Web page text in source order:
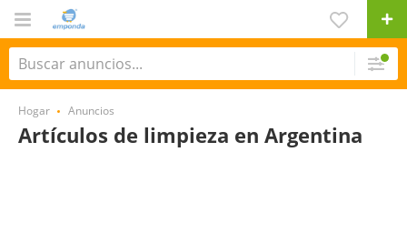
Hogar Anuncios
Artículos de limpieza en Argentina